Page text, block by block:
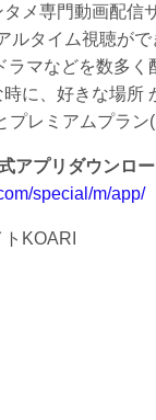
タメ専門動画配信
ルタイム視聴が
ラマなどを数多
に、好きな場所
プレミアムプラン
アプリダウンロ
special/m/app/
KOARI